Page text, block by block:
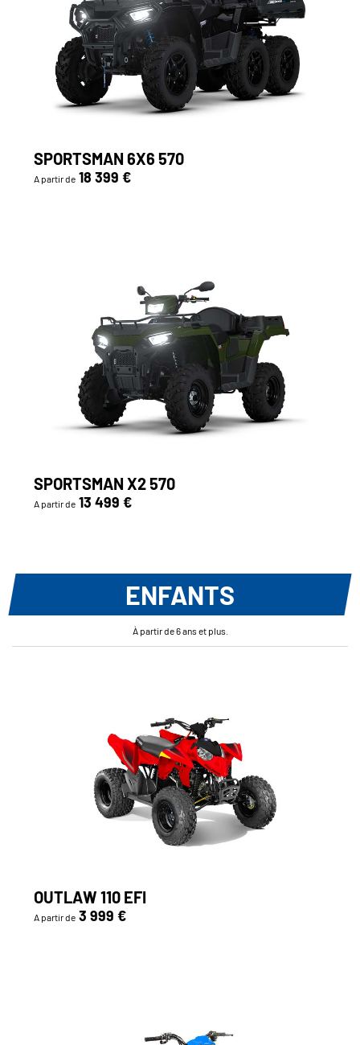
SPORTSMAN 6X6 570
A partir de 18 399 €
SPORTSMAN X2 570
A partir de 13 499 €
ENFANTS
À partir de 6 ans et plus.
OUTLAW 110 EFI
A partir de 3 999 €